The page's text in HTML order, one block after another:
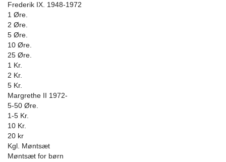
Frederik IX. 1948-1972
1 Øre.
2 Øre.
5 Øre.
10 Øre.
25 Øre.
1 Kr.
2 Kr.
5 Kr.
Margrethe II 1972-
5-50 Øre.
1-5 Kr.
10 Kr.
20 kr
Kgl. Møntsæt
Møntsæt for børn